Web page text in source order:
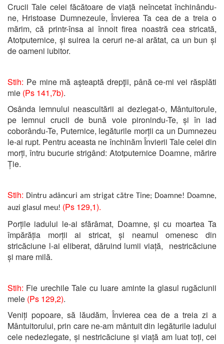
Crucii Tale celei făcătoare de viață neîncetat închinându-
ne, Hristoase Dumnezeule, Învierea Ta cea de a treia o
mărim, că printr-însa ai înnoit firea noastră cea stricată,
Atotputernice, și suirea la ceruri ne-ai arătat, ca un bun și
de oameni iubitor.
Stih: Pe mine mă aşteaptă drepţii, până ce-mi vei răsplăti
mie (Ps 141,7b).
Osânda lemnului neascultării ai dezlegat-o, Mântuitorule,
pe lemnul crucii de bună voie pironindu-Te, și în iad
coborându-Te, Puternice, legăturile morții ca un Dumnezeu
le-ai rupt. Pentru aceasta ne închinăm Învierii Tale celei din
morți, întru bucurie strigând: Atotputernice Doamne, mărire
Ție.
Stih: Dintru adâncuri am strigat către Tine; Doamne! Doamne,
auzi glasul meu! (Ps 129,1).
Porțile iadului le-ai sfărâmat, Doamne, și cu moartea Ta
împărăția morții ai stricat, și neamul omenesc din
stricăciune l-ai eliberat, dăruind lumii viață, nestricăciune
și mare milă.
Stih: Fie urechile Tale cu luare aminte la glasul rugăciunii
mele (Ps 129,2).
Veniți popoare, să lăudăm, Învierea cea de a treia zi a
Mântuitorului, prin care ne-am mântuit din legăturile iadului
cele nedezlegate, și nestricăciune și viață am luat toți, cei